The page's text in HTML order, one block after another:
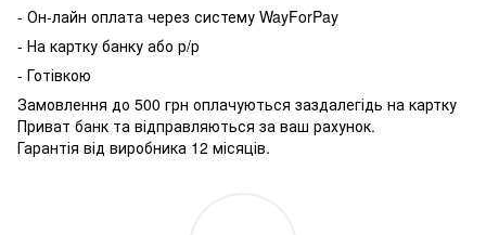
- Он-лайн оплата через систему WayForPay
- На картку банку або р/р
- Готівкою
Замовлення до 500 грн оплачуються заздалегідь на картку
Приват банк та відправляються за ваш рахунок.
Гарантія від виробника 12 місяців.